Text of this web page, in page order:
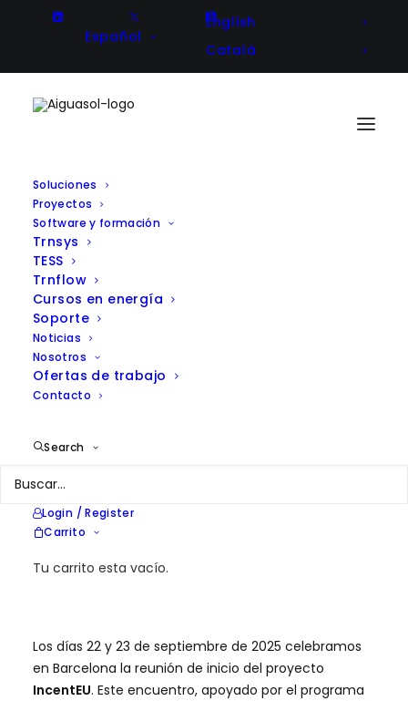
Español
English
Català
Soluciones
Proyectos
Software y formación
Trnsys
TESS
Trnflow
Cursos en energía
Soporte
Noticias
Nosotros
Ofertas de trabajo
Contacto
Search
Login / Register
Carrito
Tu carrito esta vacío.
El proyecto IncentEU arranca
en Barcelona para acelerar la
transición energética
sostenible en Europa
En Redes de Distrito y Generación a escala
Los días 22 y 23 de septiembre de 2025 celebramos
en Barcelona la reunión de inicio del proyecto
IncentEU. Este encuentro, apoyado por el programa